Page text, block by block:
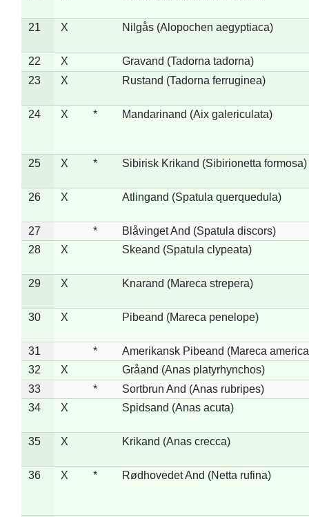
21 X Nilgås (Alopochen aegyptiaca)
22 X
Gravand (Tadorna tadorna)
23
X Rustand (Tadorna ferruginea)
24 X * Mandarinand (Aix galericulata)
25 X * Sibirisk Krikand (Sibirionetta formosa)
26 X Atlingand (Spatula querquedula)
27 *
Blåvinget And (Spatula discors)
28
X Skeand (Spatula clypeata)
29 X Knarand (Mareca strepera)
30 X Pibeand (Mareca penelope)
31 *
Amerikansk Pibeand (Mareca
32
X
Gråand (Anas platyrhynchos)
33
*
Sortbrun And (Anas rubripes)
34
X Spidsand (Anas acuta)
35 X Krikand (Anas crecca)
36 X * Rødhovedet And (Netta rufina)